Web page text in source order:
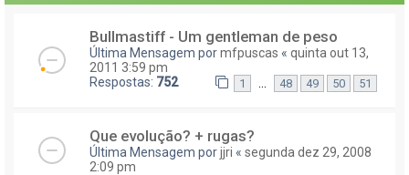
Bullmastiff - Um gentleman de peso
Última Mensagem pormfpuscas « quinta out 13,
2011 3:59 pm
Respostas: 752 1 48 49 50 51
Que evolução? + rugas?
Última Mensagem porjjri « segunda dez 29, 2008
2:09 pm